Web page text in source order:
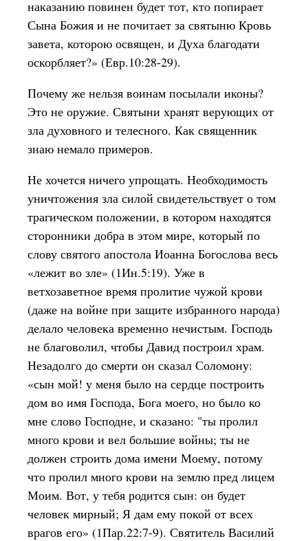
наказанию повинен будет тот, кто попирает
Сына Божия и не почитает за святыню Кровь
завета, которою освящен, и Духа благодати
оскорбляет?» (Евр.10:28-29).
Почему же нельзя воинам посылали иконы?
Это не оружие. Святыни хранят верующих от
зла духовного и телесного. Как священник
знаю немало примеров.
Не хочется ничего упрощать. Необходимость
уничтожения зла силой свидетельствует о том
трагическом положении, в котором находятся
сторонники добра в этом мире, который по
слову святого апостола Иоанна Богослова весь
«лежит во зле» (1Ин.5:19). Уже в
ветхозаветное время пролитие чужой крови
(даже на войне при защите избранного народа)
делало человека временно нечистым. Господь
не благоволил, чтобы Давид построил храм.
Незадолго до смерти он сказал Соломону:
«сын мой! у меня было на сердце построить
дом во имя Господа, Бога моего, но было ко
мне слово Господне, и сказано: "ты пролил
много крови и вел большие войны; ты не
должен строить дома имени Моему, потому
что пролил много крови на землю пред лицем
Моим. Вот, у тебя родится сын: он будет
человек мирный; Я дам ему покой от всех
врагов его» (1Пар.22:7-9). Святитель Василий